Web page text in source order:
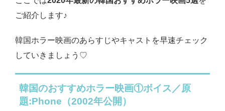
ご紹介します♪
韓国ホラー映画のあらすじやキャストを早速チェック
していきましょう♡
韓国のおすすめホラー映画①ボイス／原
題:Phone（2002年公開）